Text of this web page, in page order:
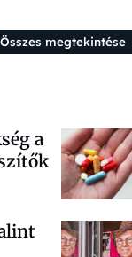
Összes megtekintése
a